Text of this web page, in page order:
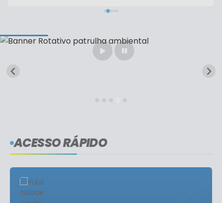
ACESSO RÁPIDO